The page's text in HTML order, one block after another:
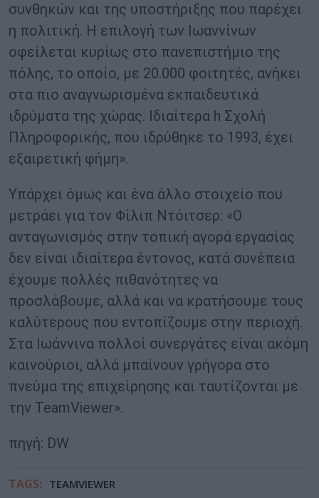
συνθηκών και της υποστήριξης που παρέχει
η πολιτική. Η επιλογή των Ιωαννίνων
οφείλεται κυρίως στο πανεπιστήμιο της
πόλης, το οποίο, με 20.000 φοιτητές, ανήκει
στα πιο αναγνωρισμένα εκπαιδευτικά
ιδρύματα της χώρας. Ιδιαίτερα h Σχολή
Πληροφορικής, που ιδρύθηκε το 1993, έχει
εξαιρετική φήμη».
Υπάρχει όμως και ένα άλλο στοιχείο που
μετράει για τον Φίλιπ Ντόιτσερ: «Ο
ανταγωνισμός στην τοπική αγορά εργασίας
δεν είναι ιδιαίτερα έντονος, κατά συνέπεια
έχουμε πολλές πιθανότητες να
προσλάβουμε, αλλά και να κρατήσουμε τους
καλύτερους που εντοπίζουμε στην περιοχή.
Στα Ιωάννινα πολλοί συνεργάτες είναι ακόμη
καινούριοι, αλλά μπαίνουν γρήγορα στο
πνεύμα της επιχείρησης και ταυτίζονται με
την TeamViewer».
πηγή: DW
TAGS: TEAMVIEWER